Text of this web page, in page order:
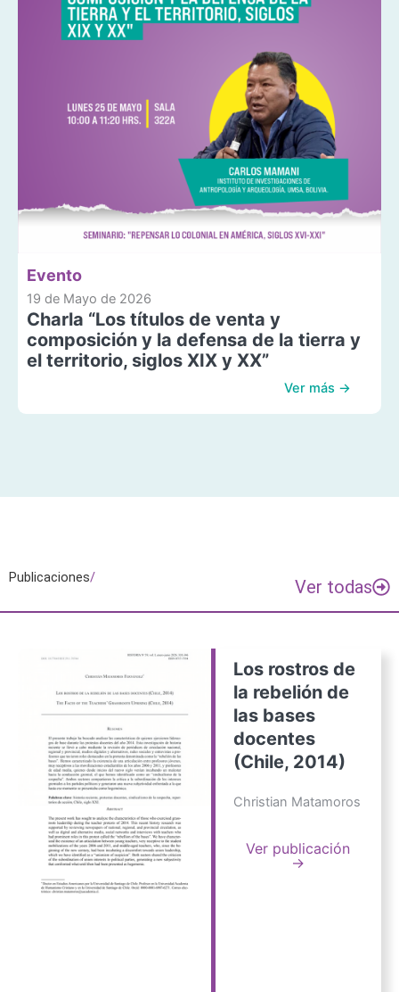
Evento
19 de Mayo de 2026
Charla “Los títulos de venta y
composición y la defensa de la tierra y
el territorio, siglos XIX y XX”
Ver más →
Publicaciones/ Ver todas
Los rostros de
la rebelión de
las bases
docentes
(Chile, 2014)
Christian Matamoros
Ver publicación
→